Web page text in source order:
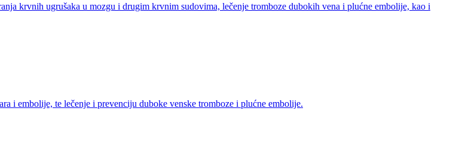
krvnih ugrušaka u mozgu i drugim krvnim sudovima, lečenje tromboze dubokih vena i plućne embolije, kao i
i embolije, te lečenje i prevenciju duboke venske tromboze i plućne embolije.